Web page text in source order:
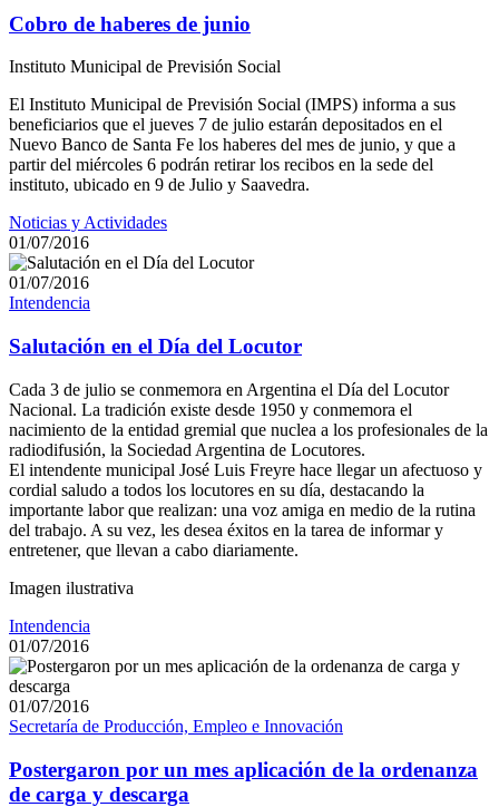
Cobro de haberes de junio
Instituto Municipal de Previsión Social
El Instituto Municipal de Previsión Social (IMPS) informa a sus
beneficiarios que el jueves 7 de julio estarán depositados en el
Nuevo Banco de Santa Fe los haberes del mes de junio, y que a
partir del miércoles 6 podrán retirar los recibos en la sede del
instituto, ubicado en 9 de Julio y Saavedra.
Noticias y Actividades
01/07/2016
01/07/2016
Intendencia
Salutación en el Día del Locutor
Cada 3 de julio se conmemora en Argentina el Día del Locutor
Nacional. La tradición existe desde 1950 y conmemora el
nacimiento de la entidad gremial que nuclea a los profesionales de la
radiodifusión, la Sociedad Argentina de Locutores.
El intendente municipal José Luis Freyre hace llegar un afectuoso y
cordial saludo a todos los locutores en su día, destacando la
importante labor que realizan: una voz amiga en medio de la rutina
del trabajo. A su vez, les desea éxitos en la tarea de informar y
entretener, que llevan a cabo diariamente.
Imagen ilustrativa
Intendencia
01/07/2016
01/07/2016
Secretaría de Producción, Empleo e Innovación
Postergaron por un mes aplicación de la ordenanza
de carga y descarga